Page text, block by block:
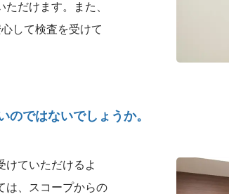
だけます。また、
して検査を受けて
ではないでしょうか。
けていただけるよ
は、スコープからの